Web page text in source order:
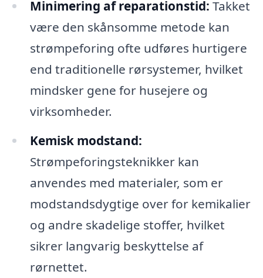
Minimering af reparationstid: Takket
være den skånsomme metode kan
strømpeforing ofte udføres hurtigere
end traditionelle rørsystemer, hvilket
mindsker gene for husejere og
virksomheder.
Kemisk modstand:
Strømpeforingsteknikker kan
anvendes med materialer, som er
modstandsdygtige over for kemikalier
og andre skadelige stoffer, hvilket
sikrer langvarig beskyttelse af
rørnettet.